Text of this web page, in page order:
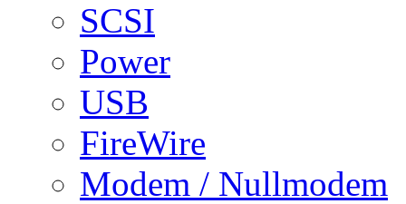
SCSI
Power
USB
FireWire
Modem / Nullmodem